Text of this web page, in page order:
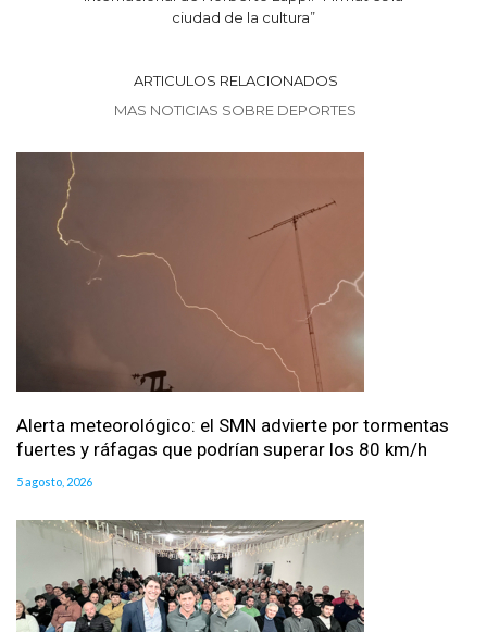
ciudad de la cultura”
ARTICULOS RELACIONADOS
MAS NOTICIAS SOBRE DEPORTES
Alerta meteorológico: el SMN advierte por tormentas
fuertes y ráfagas que podrían superar los 80 km/h
5 agosto, 2026